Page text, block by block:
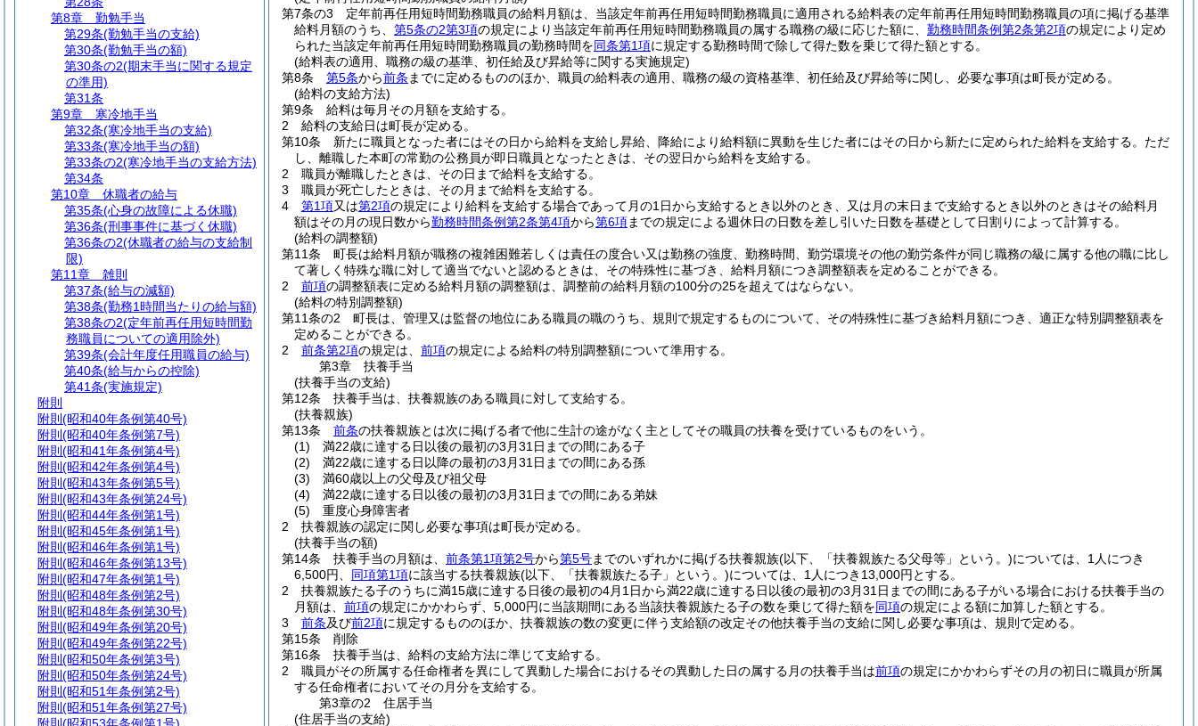
第7条の3
定年前再任用短時間勤務職員の給料月額は、当該定年前再任用短時間勤務職員に適用される給料表の定年前再任用短時間勤務職員の項に掲げる基準
給料月額のうち、 第5条の2第3項の規定により当該定年前再任用短時間勤務職員の属する職務の級に応じた額に、 勤務時間条例第2条第2項の規定により定め
られた当該定年前再任用短時間勤務職員の勤務時間を同条第1項に規定する勤務時間で除して得た数を乗じて得た額とする。
(給料表の適用、職務の級の基準、初任給及び昇給等に関する実施規定)
第8条
第5条から前条 までに定めるもののほか、職員の給料表の適用、職務の級の資格基準、初任給及び昇給等に関し、必要な事項は町長が定める。
(給料の支給方法)
第9条
給料は毎月その月額を支給する。
2
給料の支給日は町長が定める。
第10条
新たに職員となった者にはその日から給料を支給し昇給、降給により給料額に異動を生じた者にはその日から新たに定められた給料を支給する。 ただ
し、離職した本町の常勤の公務員が即日職員となったときは、その翌日から給料を支給する。
2
職員が離職したときは、その日まで給料を支給する。
3
職員が死亡したときは、その月まで給料を支給する。
4
第1項又は第2項の規定により給料を支給する場合であって月の1日から支給するとき以外のとき、又は月の末日まで支給するとき以外のときはその給料月
額はその月の現日数から勤務時間条例第2条第4項から第6項までの規定による週休日の日数を差し引いた日数を基礎として日割りによって計算する。
(給料の調整額)
第11条
町長は給料月額が職務の複雑困難若しくは責任の度合い又は勤務の強度、勤務時間、勤労環境その他の勤労条件が同じ職務の級に属する他の職に比し
て著しく特殊な職に対して適当でないと認めるときは、その特殊性に基づき、給料月額につき調整額表を定めることができる。
2
前項の調整額表に定める給料月額の調整額は、調整前の給料月額の100分の25を超えてはならない。
(給料の特別調整額)
第11条の2
町長は、管理又は監督の地位にある職員の職のうち、規則で規定するものについて、その特殊性に基づき給料月額につき、適正な特別調整額表を
定めることができる。
2
前条第2項の規定は、 前項の規定による給料の特別調整額について準用する。
第3章
扶養手当
(扶養手当の支給)
第12条
扶養手当は、扶養親族のある職員に対して支給する。
(扶養親族)
第13条
前条の扶養親族とは次に掲げる者で他に生計の途がなく主としてその職員の扶養を受けているものをいう。
(1)
満22歳に達する日以後の最初の3月31日までの間にある子
(2)
満22歳に達する日以降の最初の3月31日までの間にある孫
(3)
満60歳以上の父母及び祖父母
(4)
満22歳に達する日以後の最初の3月31日までの間にある弟妹
(5)
重度心身障害者
2
扶養親族の認定に関し必要な事項は町長が定める。
(扶養手当の額)
第14条
扶養手当の月額は、 前条第1項第2号から第5号までのいずれかに掲げる扶養親族(以下、「扶養親族たる父母等」という。)については、1人につき
6,500円、 同項第1項に該当する扶養親族(以下、「扶養親族たる子」という。)については、1人につき13,000円とする。
2
扶養親族たる子のうちに満15歳に達する日後の最初の4月1日から満22歳に達する日以後の最初の3月31日までの間にある子がいる場合における扶養手当の
月額は、 前項の規定にかかわらず、5,000円に当該期間にある当該扶養親族たる子の数を乗じて得た額を同項の規定による額に加算した額とする。
3
前条及び前2項に規定するもののほか、扶養親族の数の変更に伴う支給額の改定その他扶養手当の支給に関し必要な事項は、規則で定める。
第15条
削除
第16条
扶養手当は、給料の支給方法に準じて支給する。
2
職員がその所属する任命権者を異にして異動した場合におけるその異動した日の属する月の扶養手当は前項の規定にかかわらずその月の初日に職員が所属
する任命権者においてその月分を支給する。
第3章の2
住居手当
(住居手当の支給)
第8章
勤勉手当
第29条(勤勉手当の支給)
第30条(勤勉手当の額)
第30条の2(期末手当に関する規定
の準用)
第31条
第9章
寒冷地手当
第32条(寒冷地手当の支給)
第33条(寒冷地手当の額)
第33条の2(寒冷地手当の支給方法)
第34条
第10章
休職者の給与
第35条(心身の故障による休職)
第36条(刑事事件に基づく休職)
第36条の2(休職者の給与の支給制
限)
第11章
雑則
第37条(給与の減額)
第38条(勤務1時間当たりの給与額)
第38条の2(定年前再任用短時間勤
務職員についての適用除外)
第39条(会計年度任用職員の給与)
第40条(給与からの控除)
第41条(実施規定)
附則
附則 (昭和40年条例第40号)
附則 (昭和40年条例第7号)
附則 (昭和41年条例第4号)
附則 (昭和42年条例第4号)
附則 (昭和43年条例第5号)
附則 (昭和43年条例第24号)
附則 (昭和44年条例第1号)
附則 (昭和45年条例第1号)
附則 (昭和46年条例第1号)
附則 (昭和46年条例第13号)
附則 (昭和47年条例第1号)
附則 (昭和48年条例第2号)
附則 (昭和48年条例第30号)
附則 (昭和49年条例第20号)
附則 (昭和49年条例第22号)
附則 (昭和50年条例第3号)
附則 (昭和50年条例第24号)
附則 (昭和51年条例第2号)
附則 (昭和51年条例第27号)